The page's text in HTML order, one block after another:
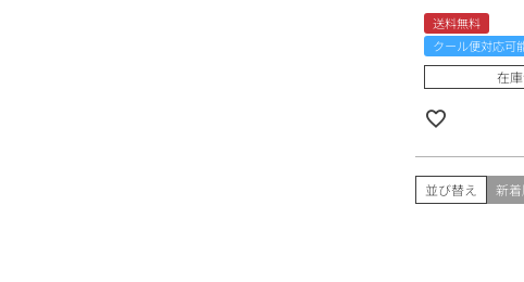
送料無料
クール便対応可
在
並び替え 新